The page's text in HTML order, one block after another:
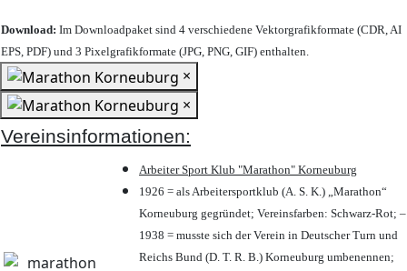
Download: Im Downloadpaket sind 4 verschiedene Vektorgrafikformate (CDR, AI
EPS, PDF) und 3 Pixelgrafikformate (JPG, PNG, GIF) enthalten.
×
×
Vereinsinformationen:
Arbeiter Sport Klub "Marathon" Korneuburg
1926 = als Arbeitersportklub (A. S. K.) „Marathon“
Korneuburg gegründet; Vereinsfarben: Schwarz-Rot; –
1938 = musste sich der Verein in Deutscher Turn und
Reichs Bund (D. T. R. B.) Korneuburg umbenennen;